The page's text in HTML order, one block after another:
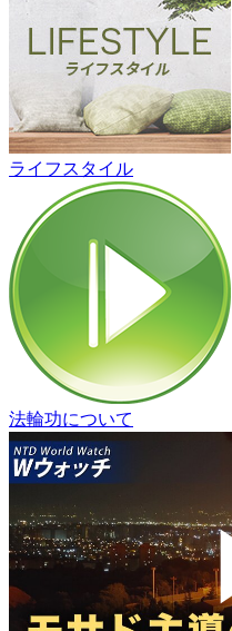
ライフスタイル
法輪功について